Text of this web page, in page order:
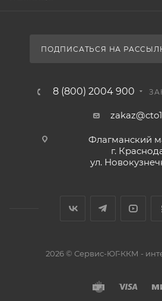
ПОДПИСАТЬСЯ НА
8 (800) 2004 900
Флагманский
г.
ул.
2026 © Сервис-ЮГ-ККМ -